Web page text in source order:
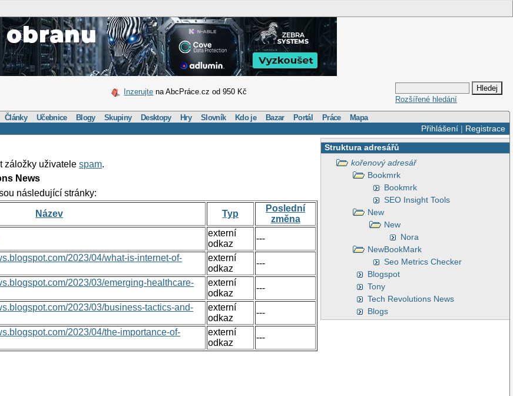
Inzerujte na AbcPráce.cz od 950 Kč
Rozšířené hledání
Články Učebnice Blogy Skupiny Desktopy Hry Slovník Kdo je Bazar Portál Práce Mapa
Přihlášení| Registrace
Struktura adresářů
kořenový adresář
Bookmrk
Bookmrk
SEO Insight Tools
New
New
Nora
NewBookMark
Seo Metrics Checker
Blogspot
Tony
Tech Revolutions News
Blogs
záložky uživatelespam.
News
následující stránky:
Název Typ
Poslední
změna
externí
odkaz
---
2023/04/what-is-internet-of-
externí
odkaz
---
2023/03/emerging-healthcare-
externí
odkaz
---
2023/03/business-tactics-and-
externí
odkaz
---
2023/04/the-importance-of-
externí
odkaz
---